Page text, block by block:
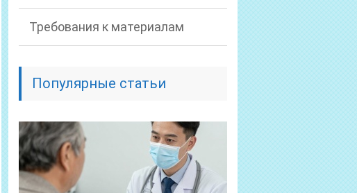
Требования к материалам
Популярные статьи